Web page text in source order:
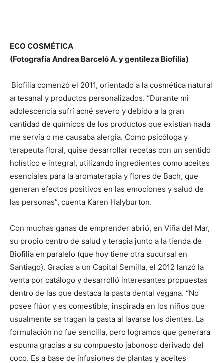
ECO COSMÉTICA
(Fotografía Andrea Barceló A. y gentileza Biofilia)
Biofilia comenzó el 2011, orientado a la cosmética natural
artesanal y productos personalizados. “Durante mi
adolescencia sufrí acné severo y debido a la gran
cantidad de químicos de los productos que existían nada
me servía o me causaba alergia. Como psicóloga y
terapeuta floral, quise desarrollar recetas con un sentido
holístico e integral, utilizando ingredientes como aceites
esenciales para la aromaterapia y flores de Bach, que
generan efectos positivos en las emociones y salud de
las personas”, cuenta Karen Halyburton.
Con muchas ganas de emprender abrió, en Viña del Mar,
su propio centro de salud y terapia junto a la tienda de
Biofilia en paralelo (que hoy tiene otra sucursal en
Santiago). Gracias a un Capital Semilla, el 2012 lanzó la
venta por catálogo y desarrolló interesantes propuestas
dentro de las que destaca la pasta dental vegana. “No
posee flúor y es comestible, inspirada en los niños que
usualmente se tragan la pasta al lavarse los dientes. La
formulación no fue sencilla, pero logramos que generara
espuma gracias a su compuesto jabonoso derivado del
coco. Es a base de infusiones de plantas y aceites